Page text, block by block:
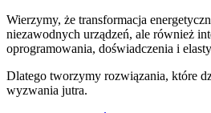
Wierzymy, że transformacja
niezawodnych urządzeń, ale również
oprogramowania, doświadczenia i
Dlatego tworzymy rozwiązania, które
wyzwania jutra.